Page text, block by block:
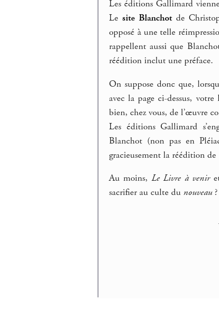
Les éditions Gallimard
Le site Blanchotde
opposé à une telle
rappellent aussi que
réédition inclut une préface.
On suppose donc que,
avec la page ci-dessus,
bien, chez vous, de l’œuvre
Les éditions Gallimard
Blanchot (non pas en
gracieusement la réédition de
Au moins, Le Livre à venir
sacrifier au culte du nouveau?